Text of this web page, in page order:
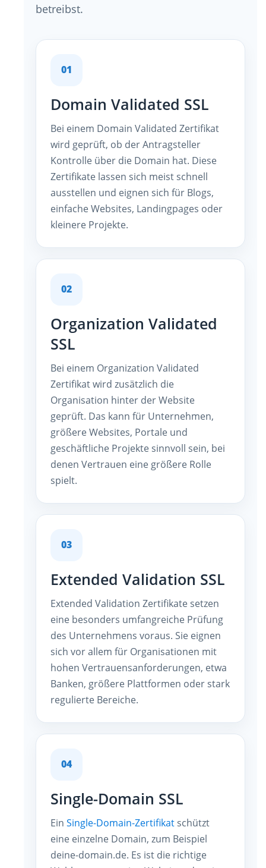
betreibst.
01
Domain Validated SSL
Bei einem Domain Validated Zertifikat
wird geprüft, ob der Antragsteller
Kontrolle über die Domain hat. Diese
Zertifikate lassen sich meist schnell
ausstellen und eignen sich für Blogs,
einfache Websites, Landingpages oder
kleinere Projekte.
02
Organization Validated
SSL
Bei einem Organization Validated
Zertifikat wird zusätzlich die
Organisation hinter der Website
geprüft. Das kann für Unternehmen,
größere Websites, Portale und
geschäftliche Projekte sinnvoll sein, bei
denen Vertrauen eine größere Rolle
spielt.
03
Extended Validation SSL
Extended Validation Zertifikate setzen
eine besonders umfangreiche Prüfung
des Unternehmens voraus. Sie eignen
sich vor allem für Organisationen mit
hohen Vertrauensanforderungen, etwa
Banken, größere Plattformen oder stark
regulierte Bereiche.
04
Single-Domain SSL
Ein Single-Domain-Zertifikat schützt
eine einzelne Domain, zum Beispiel
deine-domain.de. Es ist die richtige